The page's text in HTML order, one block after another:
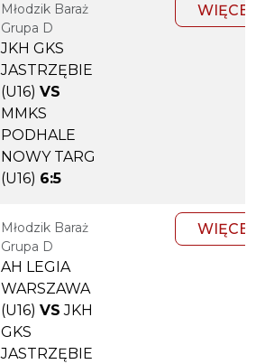
Młodzik Baraż
Grupa D
JKH GKS
JASTRZĘBIE
(U16) VS
MMKS
PODHALE
NOWY TARG
(U16) 6:5
WIĘCEJ
Młodzik Baraż
Grupa D
AH LEGIA
WARSZAWA
(U16) VS JKH
GKS
JASTRZĘBIE
WIĘCEJ